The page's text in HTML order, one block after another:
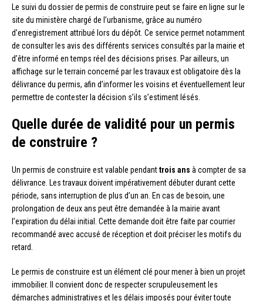
Le suivi du dossier de permis de construire peut se faire en ligne sur le
site du ministère chargé de l’urbanisme, grâce au numéro
d’enregistrement attribué lors du dépôt. Ce service permet notamment
de consulter les avis des différents services consultés par la mairie et
d’être informé en temps réel des décisions prises. Par ailleurs, un
affichage sur le terrain concerné par les travaux est obligatoire dès la
délivrance du permis, afin d’informer les voisins et éventuellement leur
permettre de contester la décision s’ils s’estiment lésés.
Quelle durée de validité pour un permis
de construire ?
Un permis de construire est valable pendanttrois ans à compter de sa
délivrance. Les travaux doivent impérativement débuter durant cette
période, sans interruption de plus d’un an. En cas de besoin, une
prolongation de deux ans peut être demandée à la mairie avant
l’expiration du délai initial. Cette demande doit être faite par courrier
recommandé avec accusé de réception et doit préciser les motifs du
retard.
Le permis de construire est un élément clé pour mener à bien un projet
immobilier. Il convient donc de respecter scrupuleusement les
démarches administratives et les délais imposés pour éviter toute